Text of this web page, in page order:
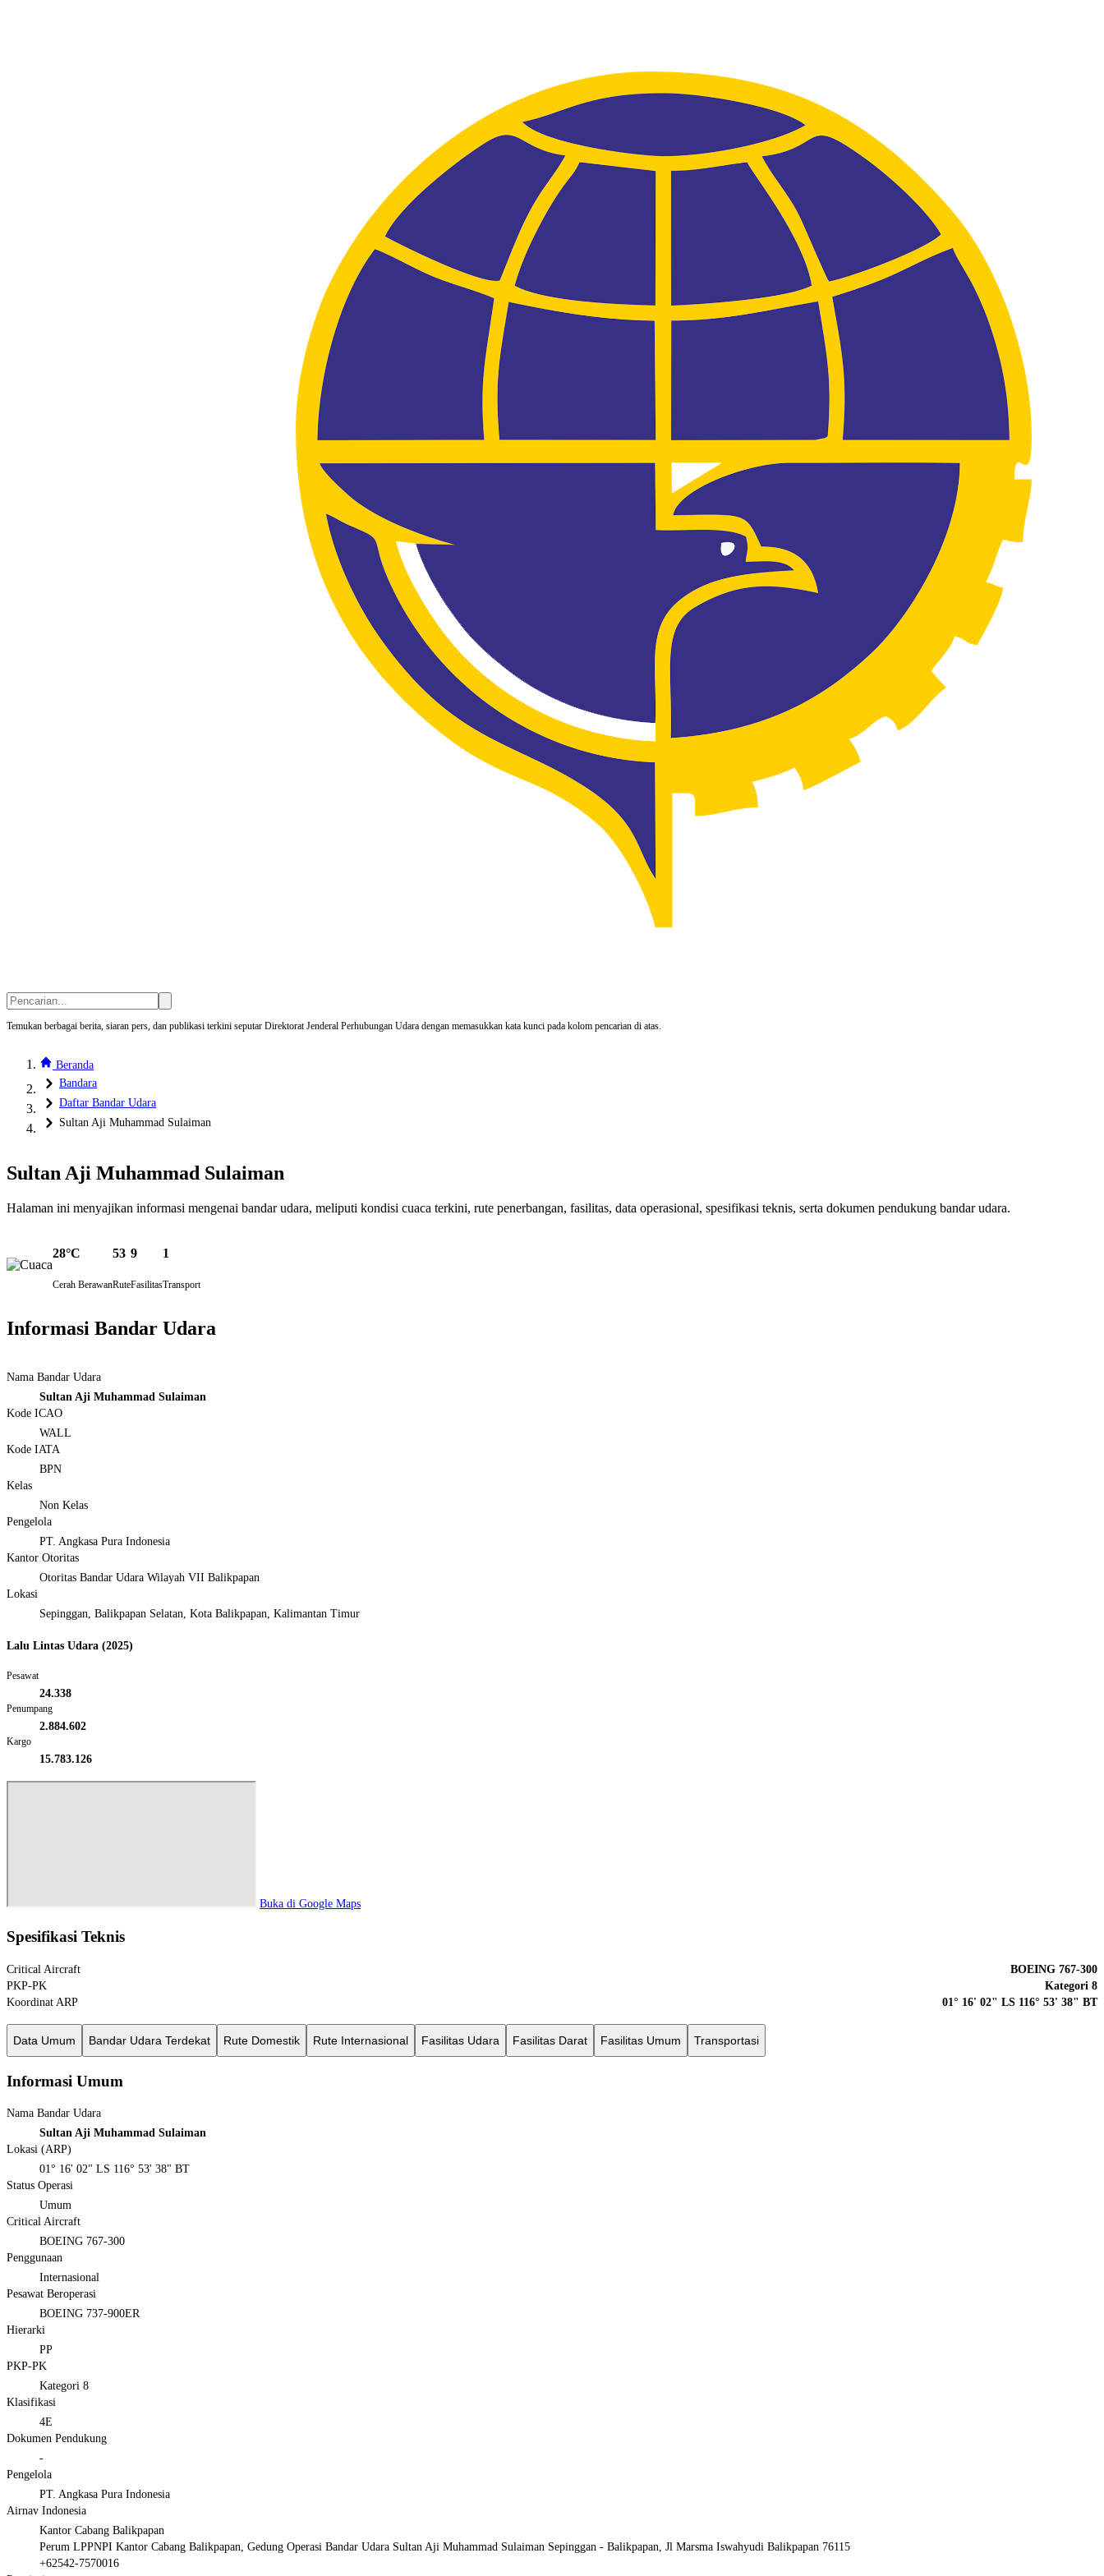
Temukan berbagai berita, siaran pers, dan publikasi terkini seputar Direktorat Jenderal Perhubungan Udara dengan memasukkan kata kunci pada kolom pencarian di atas.
Beranda
Bandara
Daftar Bandar Udara
Sultan Aji Muhammad Sulaiman
Sultan Aji Muhammad Sulaiman
Halaman ini menyajikan informasi mengenai bandar udara, meliputi kondisi cuaca terkini, rute penerbangan, fasilitas, data operasional, spesifikasi teknis, serta dokumen pendukung bandar udara.
28°C
Cerah Berawan
53
Rute
9
Fasilitas
1
Transport
Informasi Bandar Udara
Nama Bandar Udara
Sultan Aji Muhammad Sulaiman
Kode ICAO
WALL
Kode IATA
BPN
Kelas
Non Kelas
Pengelola
PT. Angkasa Pura Indonesia
Kantor Otoritas
Otoritas Bandar Udara Wilayah VII Balikpapan
Lokasi
Sepinggan, Balikpapan Selatan, Kota Balikpapan, Kalimantan Timur
Lalu Lintas Udara (2025)
Pesawat
24.338
Penumpang
2.884.602
Kargo
15.783.126
Buka di Google Maps
Spesifikasi Teknis
Critical Aircraft
BOEING 767-300
PKP-PK
Kategori 8
Koordinat ARP
01° 16' 02" LS 116° 53' 38" BT
Data Umum Bandar Udara Terdekat Rute Domestik Rute Internasional Fasilitas Udara Fasilitas Darat Fasilitas Umum Transportasi
Informasi Umum
Nama Bandar Udara
Sultan Aji Muhammad Sulaiman
Lokasi (ARP)
01° 16' 02" LS 116° 53' 38" BT
Status Operasi
Umum
Critical Aircraft
BOEING 767-300
Penggunaan
Internasional
Pesawat Beroperasi
BOEING 737-900ER
Hierarki
PP
PKP-PK
Kategori 8
Klasifikasi
4E
Dokumen Pendukung
-
Pengelola
PT. Angkasa Pura Indonesia
Airnav Indonesia
Kantor Cabang Balikpapan
Perum LPPNPI Kantor Cabang Balikpapan, Gedung Operasi Bandar Udara Sultan Aji Muhammad Sulaiman Sepinggan - Balikpapan, Jl Marsma Iswahyudi Balikpapan 76115
+62542-7570016